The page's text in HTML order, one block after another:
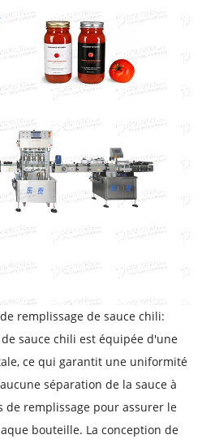
remplissage de sauce chili:
sauce chili est équipée d'une
ce qui garantit une uniformité
séparation de la sauce à
de remplissage pour assurer le
bouteille. La conception de